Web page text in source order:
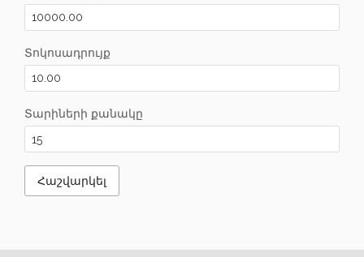
Տոկոսադրույք
Տարիների քանակը